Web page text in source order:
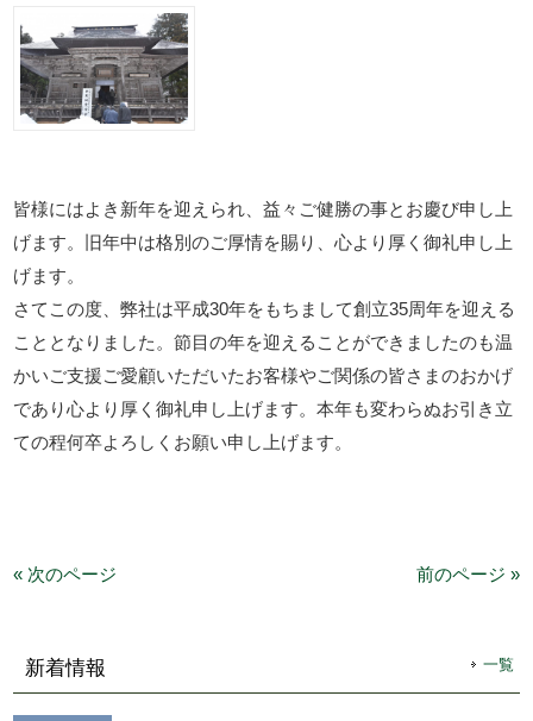
皆様にはよき新年を迎えられ、益々ご健勝の事とお慶び申し上
げます。旧年中は格別のご厚情を賜り、心より厚く御礼申し上
げます。
さてこの度、弊社は平成30年をもちまして創立35周年を迎える
こととなりました。節目の年を迎えることができましたのも温
かいご支援ご愛顧いただいたお客様やご関係の皆さまのおかげ
であり心より厚く御礼申し上げます。本年も変わらぬお引き立
ての程何卒よろしくお願い申し上げます。
« 次のページ 前のページ »
新着情報 一覧